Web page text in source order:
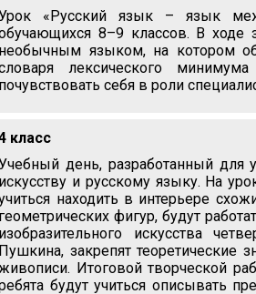
«Русский язык – язык
8–9 классов. В ходе
необычным языком, на котором
лексического
почувствовать себя в роли
класс
день, разработанный для
искусству и русскому языку. На
находить в интерьере
геометрических фигур, будут
изобразительного искусства
Пушкина, закрепят теоретические
Итоговой творческой
будут учиться описывать